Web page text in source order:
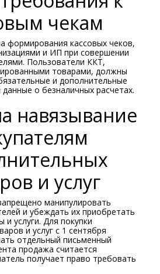
чекам
формирования кассовых чеков,
и ИП при совершении
Пользователи ККТ,
товарами, должны
и дополнительные
о безналичных расчетах.
навязывание
и услуг
манипулировать
и убеждать их приобретать
услуги. Для покупки
и услуг с 1 сентября
отдельный письменный
продажа считается
получает право требовать